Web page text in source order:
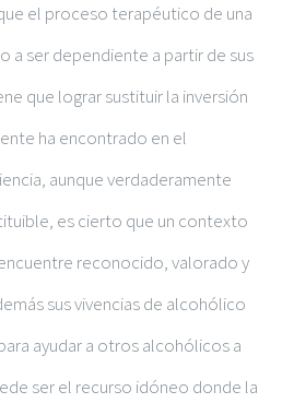
el proceso terapéutico de una
a ser dependiente a partir de sus
que lograr sustituir la inversión
ha encontrado en el
aunque verdaderamente
es cierto que un contexto
reconocido, valorado y
sus vivencias de alcohólico
ayudar a otros alcohólicos a
ser el recurso idóneo donde la